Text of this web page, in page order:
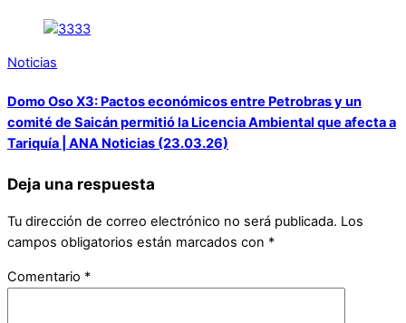
Noticias
Domo Oso X3: Pactos económicos entre Petrobras y un
comité de Saicán permitió la Licencia Ambiental que afecta a
Tariquía | ANA Noticias (23.03.26)
Deja una respuesta
Tu dirección de correo electrónico no será publicada. Los
campos obligatorios están marcados con *
Comentario *